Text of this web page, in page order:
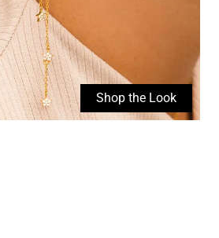
Shop the Look